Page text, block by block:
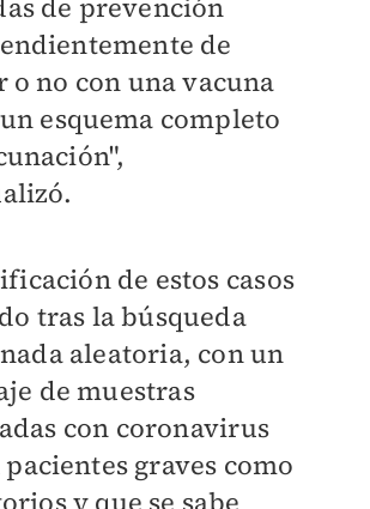
de prevención
de
o no con una vacuna
esquema completo
de estos casos
tras la búsqueda
aleatoria, con un
de muestras
con coronavirus
graves como